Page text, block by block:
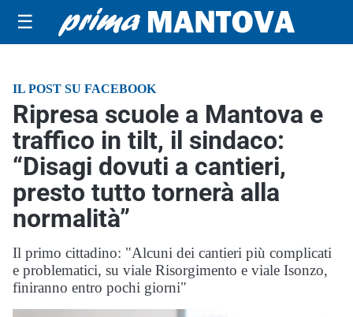
☰
IL POST SU FACEBOOK
Ripresa scuole a Mantova e
traffico in tilt, il sindaco:
“Disagi dovuti a cantieri,
presto tutto tornerà alla
normalità”
Il primo cittadino: "Alcuni dei cantieri più complicati
e problematici, su viale Risorgimento e viale Isonzo,
finiranno entro pochi giorni"